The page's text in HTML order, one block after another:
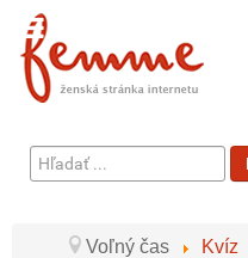
Hľadať
...
Voľný čas Kvíz